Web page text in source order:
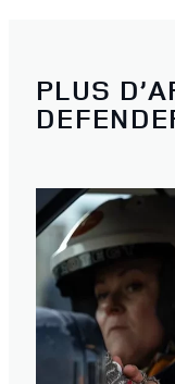
PLUS